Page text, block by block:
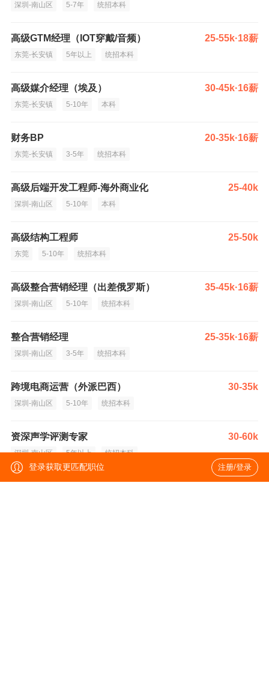
深圳-南山区 5-7年 统招本科
高级GTM经理（IOT穿戴/音频） 25-55k·18薪
东莞-长安镇 5年以上 统招本科
高级媒介经理（埃及） 30-45k·16薪
东莞-长安镇 5-10年 本科
财务BP 20-35k·16薪
东莞-长安镇 3-5年 统招本科
高级后端开发工程师-海外商业化 25-40k
深圳-南山区 5-10年 本科
高级结构工程师 25-50k
东莞 5-10年 统招本科
高级整合营销经理（出差俄罗斯） 35-45k·16薪
深圳-南山区 5-10年 统招本科
整合营销经理 25-35k·16薪
深圳-南山区 3-5年 统招本科
跨境电商运营（外派巴西） 30-35k
深圳-南山区 5-10年 统招本科
资深声学评测专家 30-60k
深圳-南山区 5年以上 统招本科
登录获取更匹配职位 注册/登录